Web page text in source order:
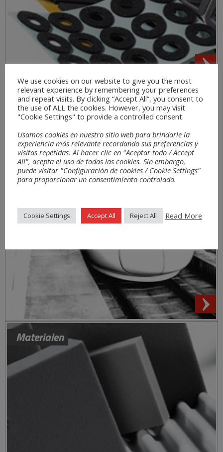
Bereiche
Materialen
We use cookies on our website to give you the most
relevant experience by remembering your preferences
and repeat visits. By clicking “Accept All”, you consent to
the use of ALL the cookies. However, you may visit
"Cookie Settings" to provide a controlled consent.
Usamos cookies en nuestro sitio web para brindarle la
experiencia más relevante recordando sus preferencias y
visitas repetidas. Al hacer clic en "Aceptar todo / Accept
All", acepta el uso de todas las cookies. Sin embargo,
puede visitar "Configuración de cookies / Cookie Settings"
para proporcionar un consentimiento controlado.
Cookie Settings Accept All Reject All Read More